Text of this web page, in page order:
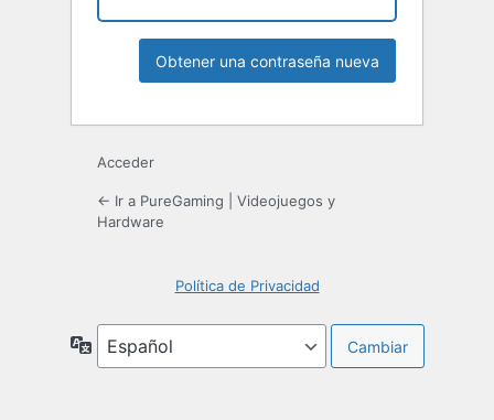
Acceder
← Ir a PureGaming | Videojuegos y
Hardware
Política de Privacidad
Idioma